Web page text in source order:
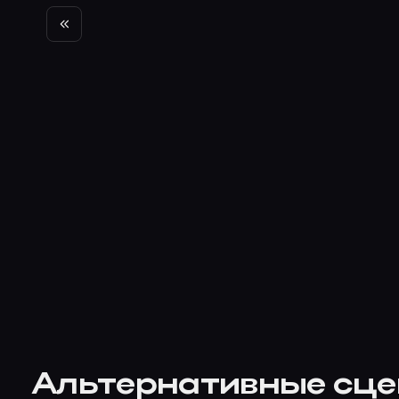
Альтернативные